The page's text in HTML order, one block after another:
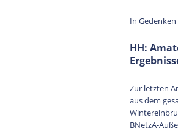
In
HH:
Zur letzten
aus dem
BNetzA-